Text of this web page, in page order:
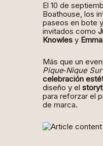
El 10 de
Boathouse, los
paseos en bote
invitados como
Knowles y
Más que un
Pique‑Nique Sur
celebración
diseño y el
para reforzar el
de marca.